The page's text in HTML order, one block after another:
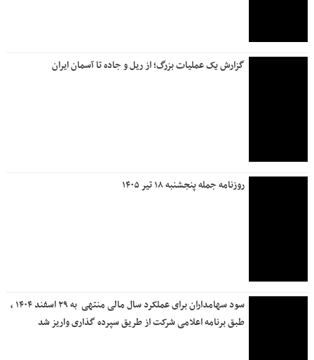
گزارش یک عملیات بزرگ؛ از ریل و جاده تا آسمان ایران
روزنامه جمله پنجشنبه ۱۸ تیر ۱۴۰۵
سود سهامداران برای عملکرد سال مالی منتهی ‌ به ۲۹ اسفند ۱۴۰۴ ،
طبق برنامه اعلامی شرکت از طریق سپرده گذاری واریز شد